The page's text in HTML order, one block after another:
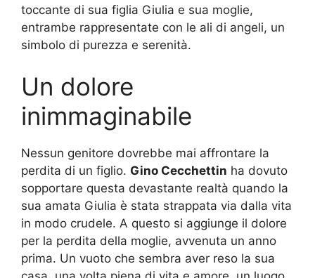
toccante di sua figlia Giulia e sua moglie,
entrambe rappresentate con le ali di angeli, un
simbolo di purezza e serenità.
Un dolore
inimmaginabile
Nessun genitore dovrebbe mai affrontare la
perdita di un figlio. Gino Cecchettin ha dovuto
sopportare questa devastante realtà quando la
sua amata Giulia è stata strappata via dalla vita
in modo crudele. A questo si aggiunge il dolore
per la perdita della moglie, avvenuta un anno
prima. Un vuoto che sembra aver reso la sua